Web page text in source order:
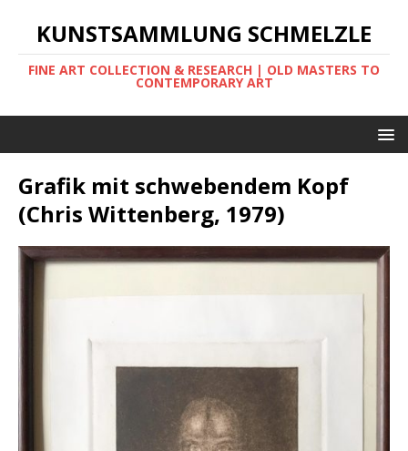
KUNSTSAMMLUNG SCHMELZLE
FINE ART COLLECTION & RESEARCH | OLD MASTERS TO
CONTEMPORARY ART
Grafik mit schwebendem Kopf
(Chris Wittenberg, 1979)